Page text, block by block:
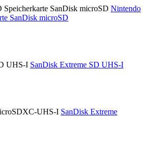
Nintendo
SanDisk microSD
SanDisk Extreme SD UHS-I
SanDisk Extreme